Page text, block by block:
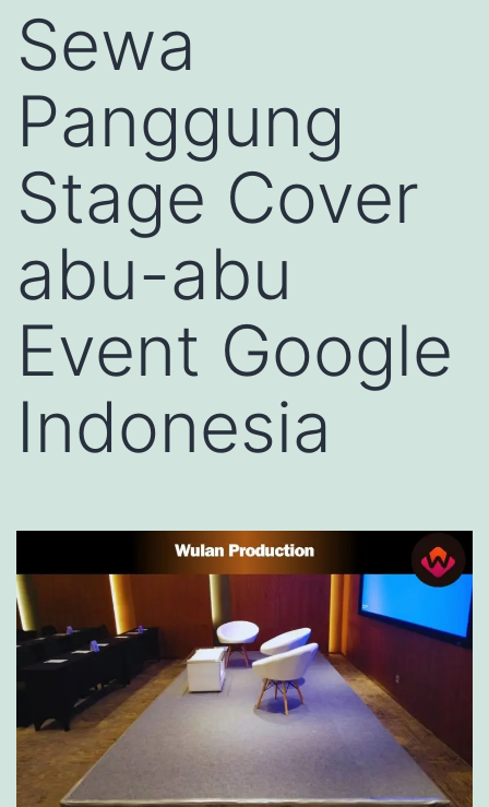
Sewa
Panggung
Stage Cover
abu-abu
Event Google
Indonesia